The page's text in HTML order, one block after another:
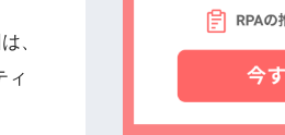
、
ィ